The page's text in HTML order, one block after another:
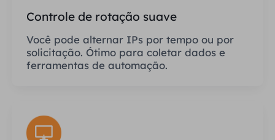
Controle de rotação suave
Você pode alternar IPs por tempo ou por
solicitação. Ótimo para coletar dados e
ferramentas de automação.